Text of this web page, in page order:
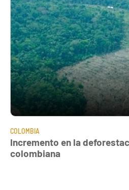
COLOMBIA
Incremento en la
colombiana